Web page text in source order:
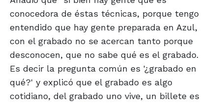
conocedora de éstas técnicas, porque tengo
entendido que hay gente preparada en Azul,
con el grabado no se acercan tanto porque
desconocen, que no sabe qué es el grabado.
Es decir la pregunta común es '¿grabado en
qué?' y explicó que el grabado es algo
cotidiano, del grabado uno vive, un billete es